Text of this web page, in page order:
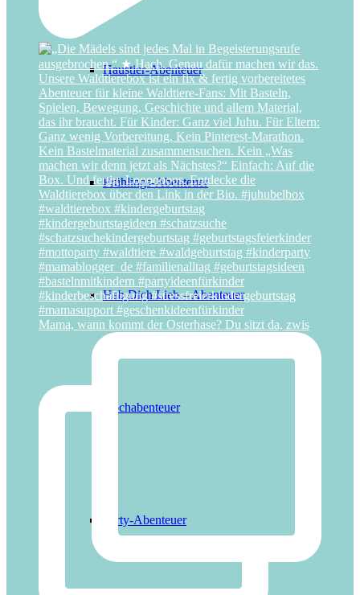
Haustier-Abenteuer
Frühlings-Abenteuer
Hab Dich Lieb – Abenteuer
Kochabenteuer
Party-Abenteuer
Mama, wann kommt der Osterhase? Du sitzt da, zwis